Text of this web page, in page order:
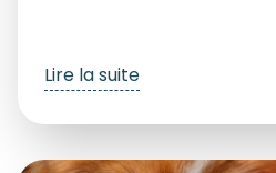
Lire la suite